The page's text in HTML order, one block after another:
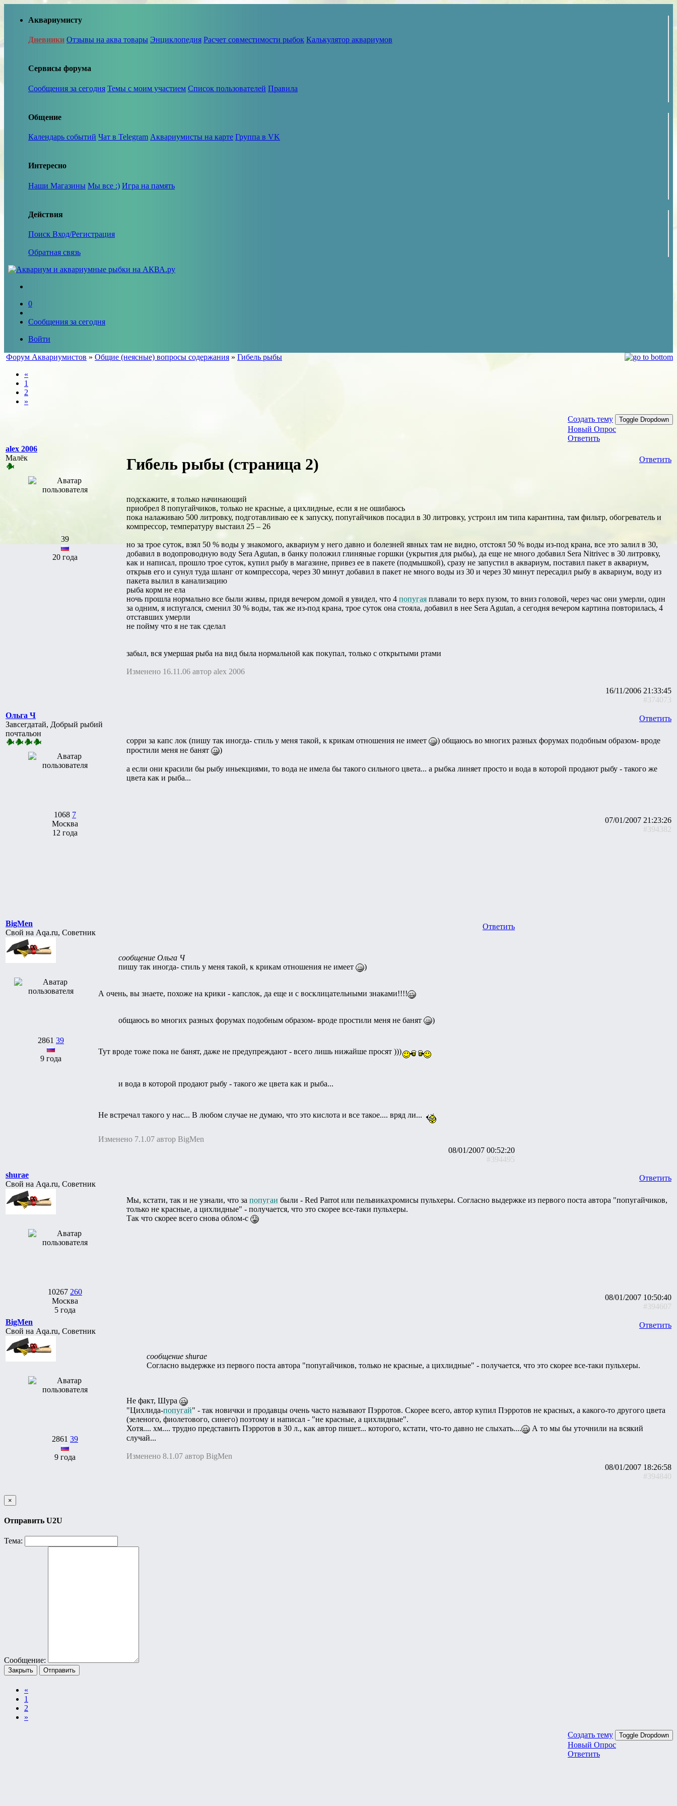
Аквариумисту
Дневники Отзывы на аква товары Энциклопедия Расчет совместимости рыбок Калькулятор аквариумов
Сервисы форума
Сообщения за сегодня Темы с моим участием Список пользователей Правила
Общение
Календарь событий Чат в Telegram Аквариумисты на карте Группа в VK
Интересно
Наши Магазины Мы все :) Игра на память
Действия
Поиск Вход/Регистрация
Обратная связь
0
Сообщения за сегодня
Войти
Форум Аквариумистов » Общие (неясные) вопросы содержания » Гибель рыбы
«
1
2
»
Создать тему Toggle Dropdown
Новый Опрос
Ответить
alex 2006
Малёк
39
20 года
Ответить
Гибель рыбы (страница 2)
подскажите, я только начинающий
приобрел 8 попугайчиков, только не красные, а цихлидные, если я не ошибаюсь
пока налаживаю 500 литровку, подготавливаю ее к запуску, попугайчиков посадил в 30 литровку, устроил им типа карантина, там фильтр, обогреватель и
компрессор, температуру выстаил 25 – 26
но за трое суток, взял 50 % воды у знакомого, аквариум у него давно и болезней явных там не видно, отстоял 50 % воды из-под крана, все это залил в 30,
добавил в водопроводную воду Sera Agutan, в банку положил глиняные горшки (укрытия для рыбы), да еще не много добавил Sera Nitrivec в 30 литровку,
как и написал, прошло трое суток, купил рыбу в магазине, привез ее в пакете (подмышкой), сразу не запустил в аквариум, поставил пакет в аквариум,
открыв его и сунул туда шланг от компрессора, через 30 минут добавил в пакет не много воды из 30 и через 30 минут пересадил рыбу в аквариум, воду из
пакета вылил в канализацию
рыба корм не ела
ночь прошла нормально все были живы, придя вечером домой я увидел, что 4 попугая плавали то верх пузом, то вниз головой, через час они умерли, один
за одним, я испугался, сменил 30 % воды, так же из-под крана, трое суток она стояла, добавил в нее Sera Agutan, а сегодня вечером картина повторилась, 4
отставших умерли
не пойму что я не так сделал
забыл, вся умершая рыба на вид была нормальной как покупал, только с открытыми ртами
Изменено 16.11.06 автор alex 2006
16/11/2006 21:33:45
#374073
Ольга Ч
Завсегдатай, Добрый рыбий
почтальон
1068 7
Москва
12 года
Ответить
сорри за капс лок (пишу так иногда- стиль у меня такой, к крикам отношения не имеет
) общаюсь во многих разных форумах подобным образом- вроде
простили меня не банят
)
а если они красили бы рыбу иньекциями, то вода не имела бы такого сильного цвета... а рыбка линяет просто и вода в которой продают рыбу - такого же
цвета как и рыба...
07/01/2007 21:23:26
#394382
BigMen
Свой на Aqa.ru, Советник
2861 39
9 года
Ответить
сообщение Ольга Ч
пишу так иногда- стиль у меня такой, к крикам отношения не имеет
)
А очень, вы знаете, похоже на крики - капслок, да еще и с восклицательными знаками!!!!
общаюсь во многих разных форумах подобным образом- вроде простили меня не банят )
Тут вроде тоже пока не банят, даже не предупреждают - всего лишь нижайше просят )))
и вода в которой продают рыбу - такого же цвета как и рыба...
Не встречал такого у нас... В любом случае не думаю, что это кислота и все такое.... вряд ли...
Изменено 7.1.07 автор BigMen
08/01/2007 00:52:20
#394495
shurae
Свой на Aqa.ru, Советник
10267 260
Москва
5 года
Ответить
Мы, кстати, так и не узнали, что за попугаи были - Red Parrot или пельвикахромисы пульхеры. Согласно выдержке из первого поста автора "попугайчиков,
только не красные, а цихлидные" - получается, что это скорее все-таки пульхеры.
Так что скорее всего снова облом-с
08/01/2007 10:50:40
#394607
BigMen
Свой на Aqa.ru, Советник
2861 39
9 года
Ответить
сообщение shurae
Согласно выдержке из первого поста автора "попугайчиков, только не красные, а цихлидные" - получается, что это скорее все-таки пульхеры.
Не факт, Шура
"Цихлида-попугай" - так новички и продавцы очень часто называют Пэрротов. Скорее всего, автор купил Пэрротов не красных, а какого-то другого цвета
(зеленого, фиолетового, синего) поэтому и написал - "не красные, а цихлидные".
Хотя.... хм.... трудно представить Пэрротов в 30 л., как автор пишет... которого, кстати, что-то давно не слыхать....
А то мы бы уточнили на всякий
случай...
Изменено 8.1.07 автор BigMen
08/01/2007 18:26:58
#394840
×
Отправить U2U
Тема:
Сообщение:
Закрыть Отправить
«
1
2
»
Создать тему Toggle Dropdown
Новый Опрос
Ответить